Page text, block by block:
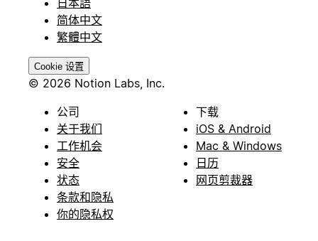
简体中文
繁體中文
Cookie 设置
© 2026 Notion Labs, Inc.
公司
关于我们
工作机会
安全
状态
条款和隐私
你的隐私权
下载
iOS & Android
Mac & Windows
日历
网页剪裁器